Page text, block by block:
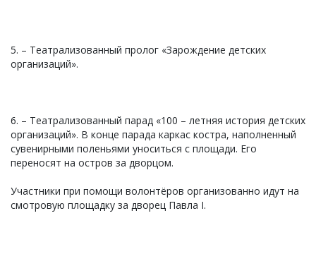
5. – Театрализованный пролог «Зарождение детских
организаций».
6. – Театрализованный парад «100 – летняя история детских
организаций». В конце парада каркас костра, наполненный
сувенирными поленьями уноситься с площади. Его
переносят на остров за дворцом.
Участники при помощи волонтёров организованно идут на
смотровую площадку за дворец Павла I.